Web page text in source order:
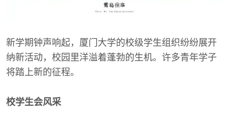
新学期钟声响起，厦门大学的校级学生组织纷纷展开
纳新活动，校园里洋溢着蓬勃的生机。许多青年学子
将踏上新的征程。
校学生会风采